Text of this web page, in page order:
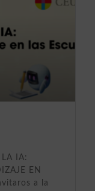
LA IA:
EN
a la